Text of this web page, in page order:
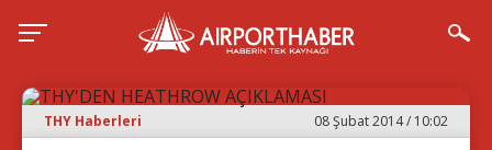
THY Haberleri 08 Şubat 2014 / 10:02